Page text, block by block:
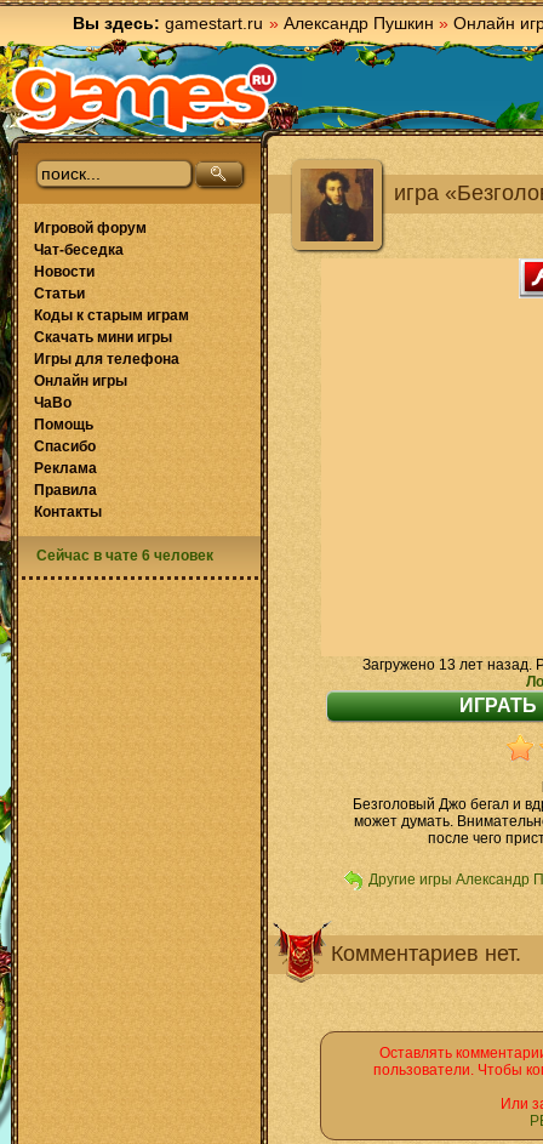
Вы здесь: gamestart.ru » Александр Пушкин » Онлайн
игра
Загружено 13 лет назад.
Безголовый Джо бегал и
может думать.
после чего
Другие игры Александр
Комментариев нет.
Оставлять
пользователи. Чтобы
Или
Игровой форум
Чат-беседка
Новости
Статьи
Коды к старым играм
Скачать мини игры
Игры для телефона
Онлайн игры
ЧаВо
Помощь
Спасибо
Реклама
Правила
Контакты
Сейчас в чате 6 человек